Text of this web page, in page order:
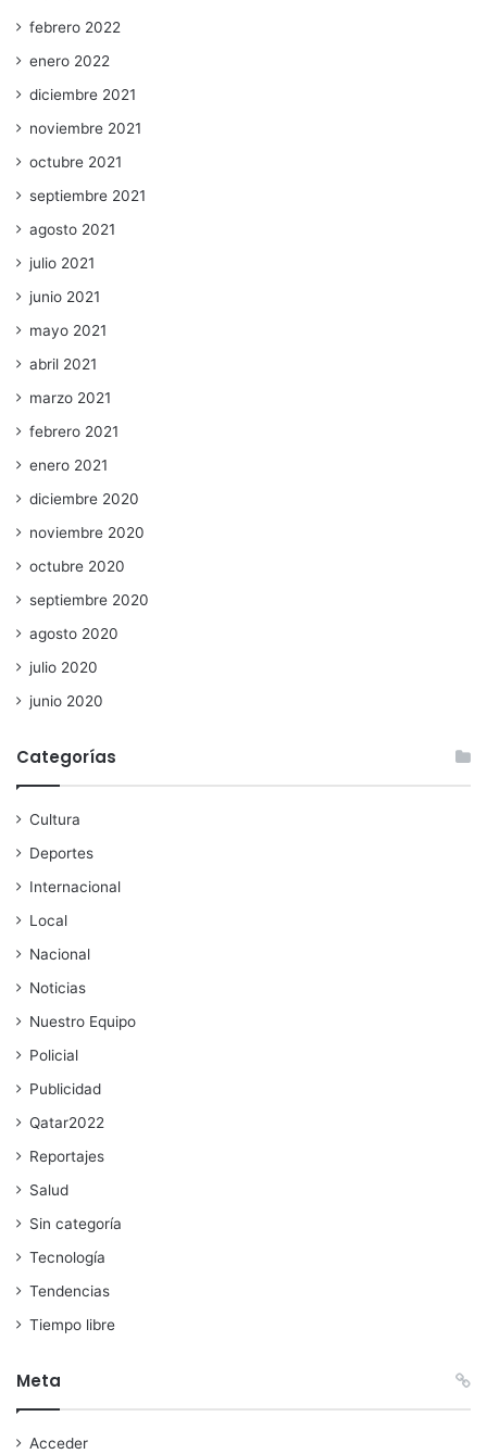
febrero 2022
enero 2022
diciembre 2021
noviembre 2021
octubre 2021
septiembre 2021
agosto 2021
julio 2021
junio 2021
mayo 2021
abril 2021
marzo 2021
febrero 2021
enero 2021
diciembre 2020
noviembre 2020
octubre 2020
septiembre 2020
agosto 2020
julio 2020
junio 2020
Categorías
Cultura
Deportes
Internacional
Local
Nacional
Noticias
Nuestro Equipo
Policial
Publicidad
Qatar2022
Reportajes
Salud
Sin categoría
Tecnología
Tendencias
Tiempo libre
Meta
Acceder